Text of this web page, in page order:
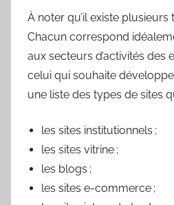
À noter qu’il existe plusieurs
Chacun correspond
aux secteurs d’activités des
celui qui souhaite
une liste des types de sites
les sites institutionnels ;
les sites vitrine ;
les blogs ;
les sites e-commerce ;